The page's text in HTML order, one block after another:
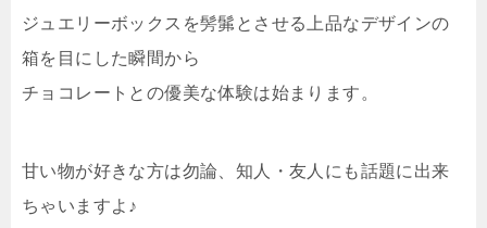
ジュエリーボックスを髣髴とさせる上品なデザインの
箱を目にした瞬間から
チョコレートとの優美な体験は始まります。
甘い物が好きな方は勿論、知人・友人にも話題に出来
ちゃいますよ♪